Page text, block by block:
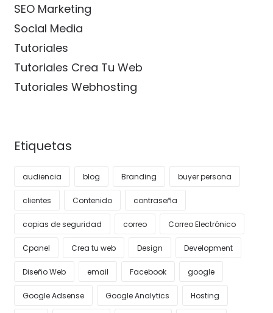
SEO Marketing
Social Media
Tutoriales
Tutoriales Crea Tu Web
Tutoriales Webhosting
Etiquetas
audiencia blog Branding buyer persona
clientes Contenido contraseña
copias de seguridad correo Correo Electrónico
Cpanel Crea tu web Design Development
Diseño Web email Facebook google
Google Adsense Google Analytics Hosting